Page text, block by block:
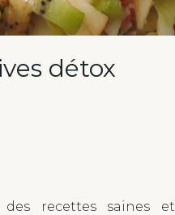
détox
recettes saines et